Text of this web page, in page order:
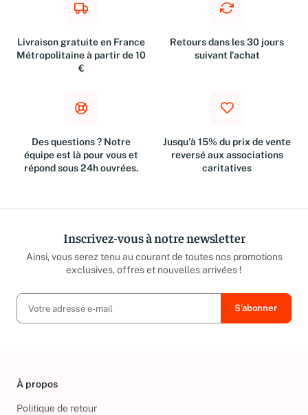
Livraison gratuite en France
Métropolitaine à partir de 10
€
Retours dans les 30 jours
suivant l'achat
Des questions ? Notre
équipe est là pour vous et
répond sous 24h ouvrées.
Jusqu'à 15% du prix de vente
reversé aux associations
caritatives
Inscrivez-vous à notre newsletter
Ainsi, vous serez tenu au courant de toutes nos promotions
exclusives, offres et nouvelles arrivées !
À propos
Politique de retour